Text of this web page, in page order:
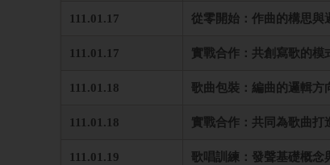
111.01.17 從零開始：作曲的構思與
111.01.17 實戰合作：共創寫歌的模
111.01.18 歌曲包裝：編曲的邏輯方
111.01.18 實戰合作：共同為歌曲打
111.01.19 歌唱訓練：發聲基礎概念